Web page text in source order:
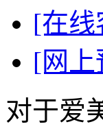
[在线
[网上
对于爱